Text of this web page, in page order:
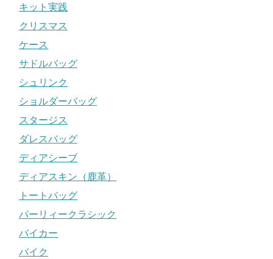
キット実践
クリスマス
ケース
サドルバッグ
シュリンク
ショルダーバッグ
スタージス
ダレスバッグ
ディアシーブ
ディアスキン（鹿革）
トートバッグ
パーリィークラシック
バイカー
バイク